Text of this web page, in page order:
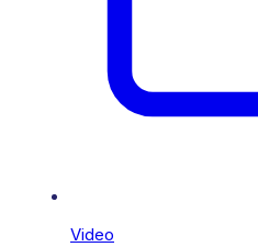
Video